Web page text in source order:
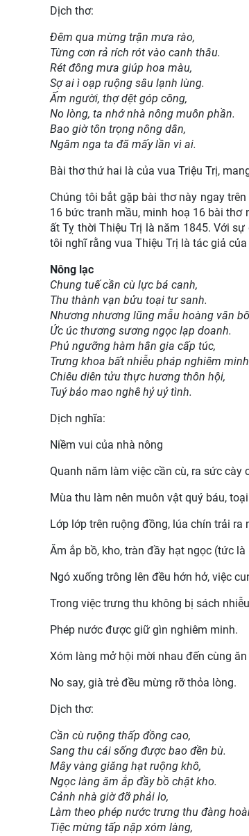
Dịch thơ:
Đêm qua mừng trận mưa rào,
Từng cơn rả rích rót vào canh thâu.
Rét đông mưa giúp hoa màu,
Sợ ai ì oạp ruộng sâu lạnh lùng.
Ấm người, thợ dệt góp công,
No lòng, ta nhớ nhà nông muôn phần.
Bao giờ tôn trọng nông dân,
Ngâm nga ta đã mấy lần vì ai.
Bài thơ thứ hai là của vua Triệu Trị,
Chúng tôi bắt gặp bài thơ này ngay
16 bức tranh mầu, minh hoạ 16 bài thơ
ất Tỵ thời Thiệu Trị là năm 1845. Với
tôi nghĩ rằng vua Thiệu Trị là tác giả
Nông lạc
Chung tuế cần cù lực bá canh,
Thu thành vạn bửu toại tư sanh.
Nhương nhương lũng mẫu hoàng vân
Ức úc thương sương ngọc lạp doanh.
Phủ ngưỡng hàm hân gia cấp túc,
Trưng khoa bất nhiễu pháp nghiêm
Chiêu diên tửu thực hương thôn hội,
Tuý bảo mao nghê hỷ uỷ tình.
Dịch nghĩa:
Niềm vui của nhà nông
Quanh năm làm việc cần cù, ra sức cày
Mùa thu làm nên muôn vật quý báu,
Lớp lớp trên ruộng đồng, lúa chín trải ra
Ăm ắp bồ, kho, tràn đầy hạt ngọc (tức là
Ngó xuống trông lên đều hớn hở, việc
Trong việc trưng thu không bị sách
Phép nước được giữ gìn nghiêm minh.
Xóm làng mở hội mời nhau đến cùng ăn
No say, già trẻ đều mừng rỡ thỏa lòng.
Dịch thơ:
Cần cù ruộng thấp đồng cao,
Sang thu cái sống được bao đền bù.
Mây vàng giăng hạt ruộng khô,
Ngọc làng ăm ắp đầy bồ chật kho.
Cảnh nhà giờ đỡ phải lo,
Làm theo phép nước trưng thu đàng
Tiệc mừng tấp nập xóm làng,